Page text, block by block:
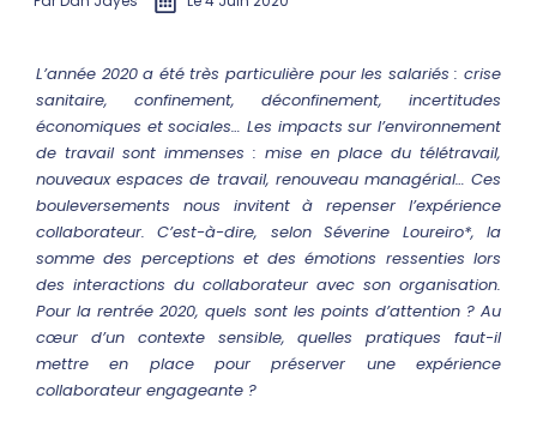
L’année 2020 a été très particulière pour les salariés : crise
sanitaire, confinement, déconfinement, incertitudes
économiques et sociales… Les impacts sur l’environnement
de travail sont immenses : mise en place du télétravail,
nouveaux espaces de travail, renouveau managérial… Ces
bouleversements nous invitent à repenser l’expérience
collaborateur.C’est-à-dire, selon Séverine Loureiro*, la
somme des perceptions et des émotions ressenties lors
des interactions du collaborateur avec son organisation.
Pour la rentrée 2020, quels sont les points d’attention ? Au
cœur d’un contexte sensible, quelles pratiques faut-il
mettre en place pour préserver une expérience
collaborateur engageante ?